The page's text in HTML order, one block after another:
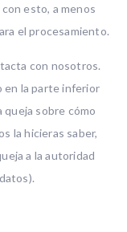
esto, a menos
el procesamiento.
con nosotros.
en la parte inferior
sobre cómo
la hicieras saber,
a la autoridad